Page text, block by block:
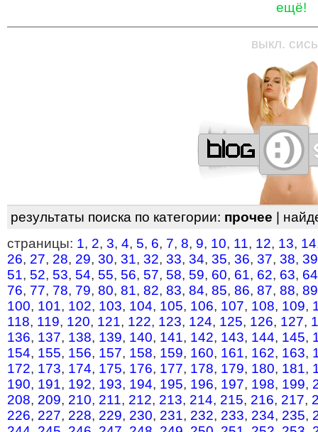
ещё!
—————————————————
выкл.
результаты поиска по категории: прочее |
страницы: 1, 2, 3, 4, 5, 6, 7, 8, 9, 10, 11, 12, 13, 14
26, 27, 28, 29, 30, 31, 32, 33, 34, 35, 36, 37, 38, 39
51, 52, 53, 54, 55, 56, 57, 58, 59, 60, 61, 62, 63, 64
76, 77, 78, 79, 80, 81, 82, 83, 84, 85, 86, 87, 88, 89
100, 101, 102, 103, 104, 105, 106, 107, 108, 109,
118, 119, 120, 121, 122, 123, 124, 125, 126, 127,
136, 137, 138, 139, 140, 141, 142, 143, 144, 145,
154, 155, 156, 157, 158, 159, 160, 161, 162, 163,
172, 173, 174, 175, 176, 177, 178, 179, 180, 181,
190, 191, 192, 193, 194, 195, 196, 197, 198, 199,
208, 209, 210, 211, 212, 213, 214, 215, 216, 217,
226, 227, 228, 229, 230, 231, 232, 233, 234, 235,